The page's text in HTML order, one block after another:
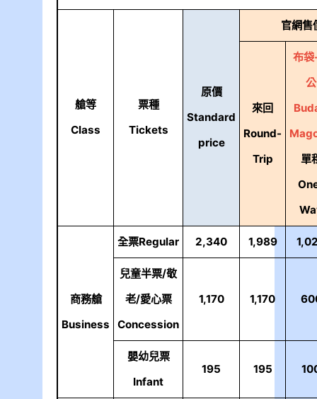
艙等
Class
票種
Tickets
原價
Standard
price
官網
來回
Round-
Trip
布
公
單
商務艙
Business
全票Regular 2,340 1,989
兒童半票/敬
老/愛心票
Concession
1,170 1,170
嬰幼兒票
Infant
195 195